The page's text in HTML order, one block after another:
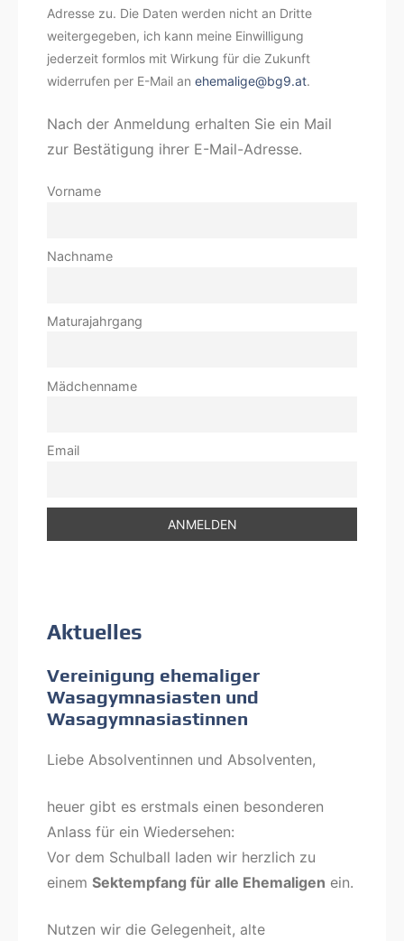
Adresse zu. Die Daten werden nicht an Dritte
weitergegeben, ich kann meine Einwilligung
jederzeit formlos mit Wirkung für die Zukunft
widerrufen per E-Mail an ehemalige@bg9.at.
Nach der Anmeldung erhalten Sie ein Mail
zur Bestätigung ihrer E-Mail-Adresse.
Vorname
Nachname
Maturajahrgang
Mädchenname
Email
Aktuelles
Vereinigung ehemaliger
Wasagymnasiasten und
Wasagymnasiastinnen
Liebe Absolventinnen und Absolventen,
heuer gibt es erstmals einen besonderen
Anlass für ein Wiedersehen:
Vor dem Schulball laden wir herzlich zu
einem Sektempfang für alle Ehemaligen ein.
Nutzen wir die Gelegenheit, alte